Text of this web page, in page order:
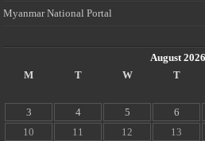
Myanmar National Portal
August 2026
M
T W T
3
4 5 6
10
11 12 13